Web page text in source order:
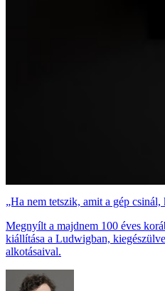
„Ha nem tetszik, amit a gép
Megnyílt a majdnem 100 éves
kiállítása a Ludwigban,
alkotásaival.